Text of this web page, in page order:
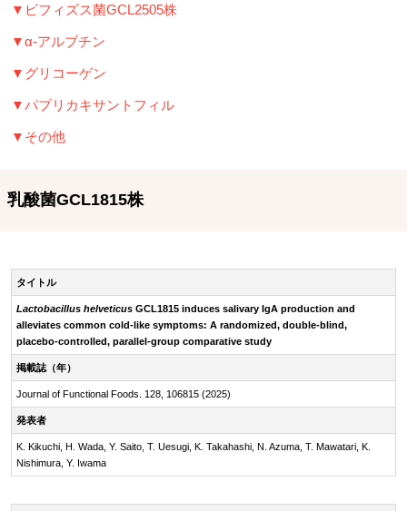
▼ビフィズス菌GCL2505株
▼α‐アルブチン
▼グリコーゲン
▼パプリカキサントフィル
▼その他
乳酸菌GCL1815株
タイトル
Lactobacillus helveticus GCL1815 induces salivary IgA production and
alleviates common cold-like symptoms: A randomized, double-blind,
placebo-controlled, parallel-group comparative study
掲載誌（年）
Journal of Functional Foods. 128, 106815 (2025)
発表者
K. Kikuchi, H. Wada, Y. Saito, T. Uesugi, K. Takahashi, N. Azuma, T. Mawatari, K.
Nishimura, Y. Iwama